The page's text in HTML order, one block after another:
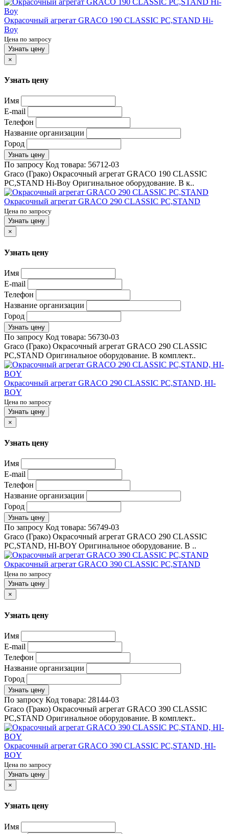
Окрасочный агрегат GRACO 190 CLASSIC PC,STAND Hi-
Boy
Цена по запросу
Узнать цену
×
Узнать цену
Имя
E-mail
Телефон
Название организации
Город
Узнать цену
По запросу Код товара: 56712-03
Graco (Грако) Окрасочный агрегат GRACO 190 CLASSIC
PC,STAND Hi-Boy Оригинальное оборудование. В к..
Окрасочный агрегат GRACO 290 CLASSIC PC,STAND
Цена по запросу
Узнать цену
×
Узнать цену
Имя
E-mail
Телефон
Название организации
Город
Узнать цену
По запросу Код товара: 56730-03
Graco (Грако) Окрасочный агрегат GRACO 290 CLASSIC
PC,STAND Оригинальное оборудование. В комплект..
Окрасочный агрегат GRACO 290 CLASSIC PC,STAND, HI-
BOY
Цена по запросу
Узнать цену
×
Узнать цену
Имя
E-mail
Телефон
Название организации
Город
Узнать цену
По запросу Код товара: 56749-03
Graco (Грако) Окрасочный агрегат GRACO 290 CLASSIC
PC,STAND, HI-BOY Оригинальное оборудование. В ..
Окрасочный агрегат GRACO 390 CLASSIC PC,STAND
Цена по запросу
Узнать цену
×
Узнать цену
Имя
E-mail
Телефон
Название организации
Город
Узнать цену
По запросу Код товара: 28144-03
Graco (Грако) Окрасочный агрегат GRACO 390 CLASSIC
PC,STAND Оригинальное оборудование. В комплект..
Окрасочный агрегат GRACO 390 CLASSIC PC,STAND, HI-
BOY
Цена по запросу
Узнать цену
×
Узнать цену
Имя